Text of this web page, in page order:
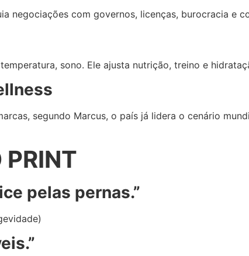
negociações com governos, licenças, burocracia e
sono. Ele ajusta nutrição, treino e
segundo Marcus, o país já lidera o cenário
PRINT
pelas pernas.”